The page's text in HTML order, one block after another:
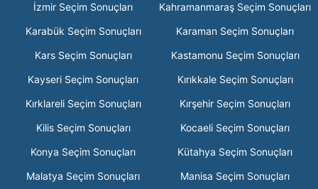
İzmir Seçim Sonuçları
Kahramanmaraş Seçim Sonuçları
Karabük Seçim Sonuçları
Karaman Seçim Sonuçları
Kars Seçim Sonuçları
Kastamonu Seçim Sonuçları
Kayseri Seçim Sonuçları
Kırıkkale Seçim Sonuçları
Kırklareli Seçim Sonuçları
Kırşehir Seçim Sonuçları
Kilis Seçim Sonuçları
Kocaeli Seçim Sonuçları
Konya Seçim Sonuçları
Kütahya Seçim Sonuçları
Malatya Seçim Sonuçları
Manisa Seçim Sonuçları